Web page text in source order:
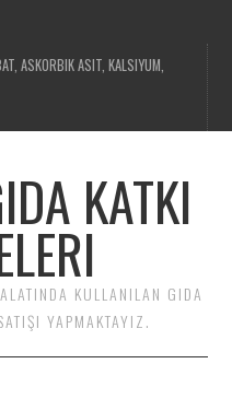
ASKORBIK ASIT, KALSIYUM,
KATKI
KULLANILAN GIDA
YAPMAKTAYIZ.